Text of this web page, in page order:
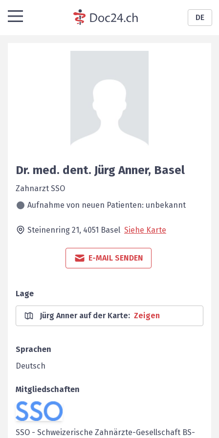
DE
Dr. med. dent. Jürg Anner, Basel
Zahnarzt SSO
Aufnahme von neuen Patienten: unbekannt
Steinenring 21, 4051 Basel Siehe Karte
E-MAIL SENDEN
Lage
Jürg Anner auf der Karte: Zeigen
Sprachen
Deutsch
Mitgliedschaften
SSO - Schweizerische Zahnärzte-Gesellschaft BS-